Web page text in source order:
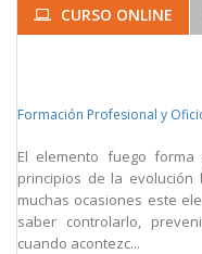
CURSO ONLINE
Formación Profesional y
El elemento fuego
principios de la
muchas ocasiones este
saber controlarlo,
cuando acontezc...